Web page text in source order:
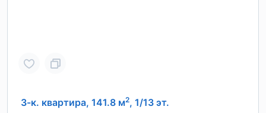
3-к. квартира, 141.8 м2, 1/13 эт.